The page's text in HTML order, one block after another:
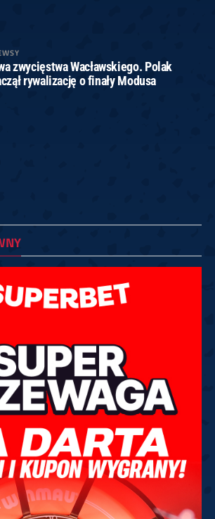
zwycięstwa Wacławskiego. Polak
rywalizację o finały Modusa